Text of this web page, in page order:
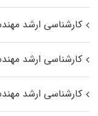
کارشناسی ارشد
کارشناسی ارشد
کارشناسی ارشد